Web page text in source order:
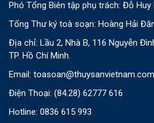
Phó Tổng Biên tập phụ trách: Đỗ Huy
Tổng Thư ký toà soạn: Hoàng Hải
Địa chỉ: Lầu 2, Nhà B, 116 Nguyễn
TP. Hồ Chí Minh.
Email:
Điện Thoại: (84.28) 62777 616
Hotline: 0836 615 993